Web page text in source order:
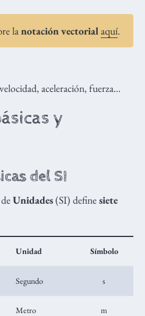
lanotación vectorialaquí.
aceleración, fuerza…
y
del SI
deUnidades(SI) definesiete
Unidad Símbolo
Segundo s
Metro m